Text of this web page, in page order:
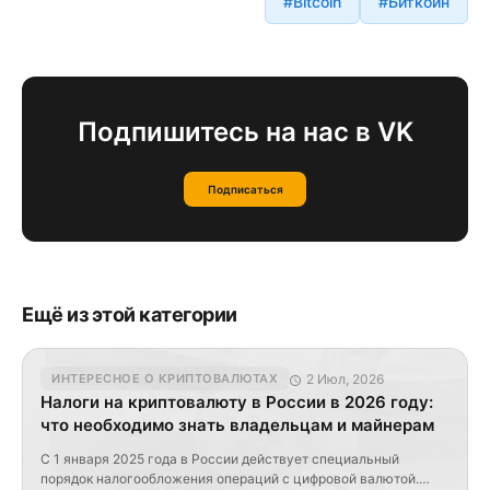
Подпишитесь на нас в VK
Подписаться
Ещё из этой категории
ИНТЕРЕСНОЕ О КРИПТОВАЛЮТАХ 2 Июл, 2026
Налоги на криптовалюту в России в 2026 году:
что необходимо знать владельцам и майнерам
С 1 января 2025 года в России действует специальный
порядок налогообложения операций с цифровой валютой.